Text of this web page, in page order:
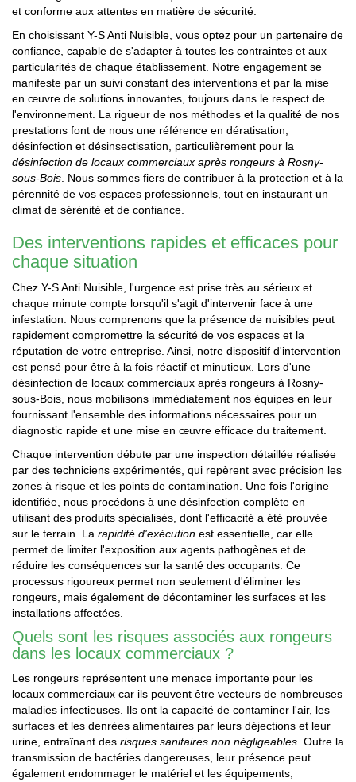
et conforme aux attentes en matière de sécurité.
En choisissant Y-S Anti Nuisible, vous optez pour un partenaire de
confiance, capable de s'adapter à toutes les contraintes et aux
particularités de chaque établissement. Notre engagement se
manifeste par un suivi constant des interventions et par la mise
en œuvre de solutions innovantes, toujours dans le respect de
l'environnement. La rigueur de nos méthodes et la qualité de nos
prestations font de nous une référence en dératisation,
désinfection et désinsectisation, particulièrement pour la
désinfection de locaux commerciaux après rongeurs à Rosny-
sous-Bois. Nous sommes fiers de contribuer à la protection et à la
pérennité de vos espaces professionnels, tout en instaurant un
climat de sérénité et de confiance.
Des interventions rapides et efficaces pour
chaque situation
Chez Y-S Anti Nuisible, l'urgence est prise très au sérieux et
chaque minute compte lorsqu'il s'agit d'intervenir face à une
infestation. Nous comprenons que la présence de nuisibles peut
rapidement compromettre la sécurité de vos espaces et la
réputation de votre entreprise. Ainsi, notre dispositif d'intervention
est pensé pour être à la fois réactif et minutieux. Lors d'une
désinfection de locaux commerciaux après rongeurs à Rosny-
sous-Bois, nous mobilisons immédiatement nos équipes en leur
fournissant l'ensemble des informations nécessaires pour un
diagnostic rapide et une mise en œuvre efficace du traitement.
Chaque intervention débute par une inspection détaillée réalisée
par des techniciens expérimentés, qui repèrent avec précision les
zones à risque et les points de contamination. Une fois l'origine
identifiée, nous procédons à une désinfection complète en
utilisant des produits spécialisés, dont l'efficacité a été prouvée
sur le terrain. La rapidité d'exécution est essentielle, car elle
permet de limiter l'exposition aux agents pathogènes et de
réduire les conséquences sur la santé des occupants. Ce
processus rigoureux permet non seulement d'éliminer les
rongeurs, mais également de décontaminer les surfaces et les
installations affectées.
Quels sont les risques associés aux rongeurs
dans les locaux commerciaux ?
Les rongeurs représentent une menace importante pour les
locaux commerciaux car ils peuvent être vecteurs de nombreuses
maladies infectieuses. Ils ont la capacité de contaminer l'air, les
surfaces et les denrées alimentaires par leurs déjections et leur
urine, entraînant des risques sanitaires non négligeables. Outre la
transmission de bactéries dangereuses, leur présence peut
également endommager le matériel et les équipements,